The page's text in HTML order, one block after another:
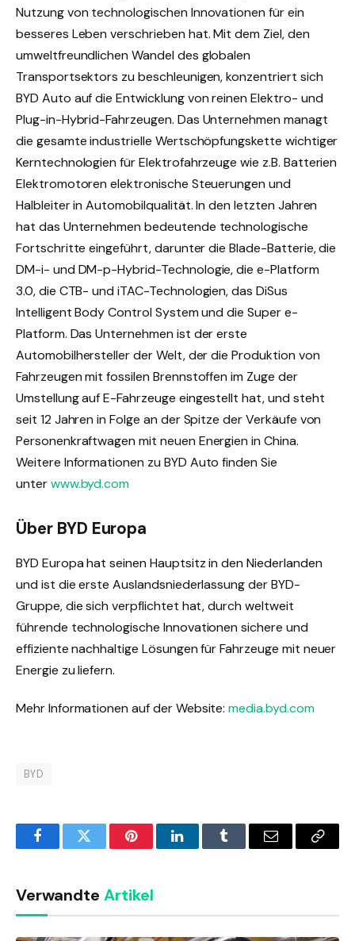
Nutzung von technologischen Innovationen für ein
besseres Leben verschrieben hat. Mit dem Ziel, den
umweltfreundlichen Wandel des globalen
Transportsektors zu beschleunigen, konzentriert sich
BYD Auto auf die Entwicklung von reinen Elektro- und
Plug-in-Hybrid-Fahrzeugen. Das Unternehmen managt
die gesamte industrielle Wertschöpfungskette wichtiger
Kerntechnologien für Elektrofahrzeuge wie z.B. Batterien
Elektromotoren elektronische Steuerungen und
Halbleiter in Automobilqualität. In den letzten Jahren
hat das Unternehmen bedeutende technologische
Fortschritte eingeführt, darunter die Blade-Batterie, die
DM-i- und DM-p-Hybrid-Technologie, die e-Platform
3.0, die CTB- und iTAC-Technologien, das DiSus
Intelligent Body Control System und die Super e-
Platform. Das Unternehmen ist der erste
Automobilhersteller der Welt, der die Produktion von
Fahrzeugen mit fossilen Brennstoffen im Zuge der
Umstellung auf E-Fahrzeuge eingestellt hat, und steht
seit 12 Jahren in Folge an der Spitze der Verkäufe von
Personenkraftwagen mit neuen Energien in China.
Weitere Informationen zu BYD Auto finden Sie
unterwww.byd.com
Über BYD Europa
BYD Europa hat seinen Hauptsitz in den Niederlanden
und ist die erste Auslandsniederlassung der BYD-
Gruppe, die sich verpflichtet hat, durch weltweit
führende technologische Innovationen sichere und
effiziente nachhaltige Lösungen für Fahrzeuge mit neuer
Energie zu liefern.
Mehr Informationen auf der Website:media.byd.com
BYD
FacebookTwitter PinterestLinkedInTumblr Email
Copy
Verwandte Artikel